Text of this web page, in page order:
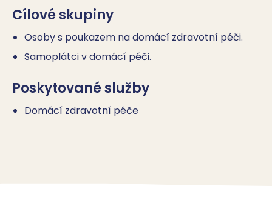
Cílové skupiny
Osoby s poukazem na domácí zdravotní péči.
Samoplátci v domácí péči.
Poskytované služby
Domácí zdravotní péče